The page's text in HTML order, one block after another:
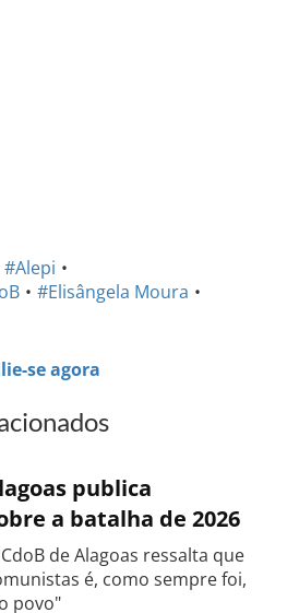
#Alepi
#Elisângela Moura
se agora
publica
a batalha de 2026
de Alagoas ressalta que
é, como sempre foi,
povo"